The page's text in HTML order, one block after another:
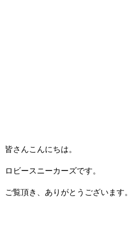
皆さんこんにちは。
ロビースニーカーズです。
ご覧頂き、ありがとうございます。